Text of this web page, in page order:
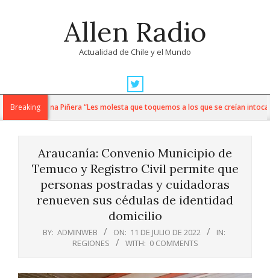
Allen Radio
Actualidad de Chile y el Mundo
Navigation
MenuBreaking
Magdalena Piñera “Les molesta que toquemos a los que se creían
Araucanía: Convenio Municipio de
Temuco y Registro Civil permite que
personas postradas y cuidadoras
renueven sus cédulas de identidad
domicilio
BY: ADMINWEB ON: 11 DE JULIO DE 2022
IN:
REGIONES
WITH: 0 COMMENTS